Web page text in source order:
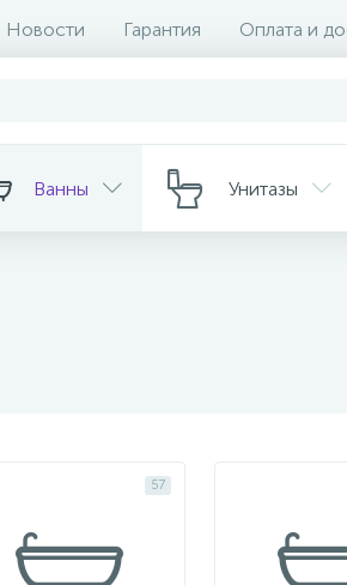
Новости Гарантия Оплата и
Ванны Унитазы
57